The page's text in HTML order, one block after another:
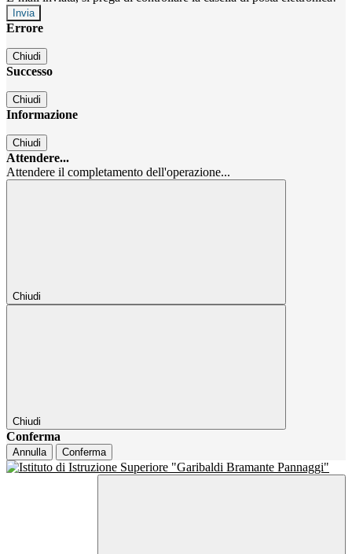
Errore
Chiudi
Successo
Chiudi
Informazione
Chiudi
Attendere...
Attendere il completamento dell'operazione...
Chiudi
Chiudi
Conferma
Annulla Conferma